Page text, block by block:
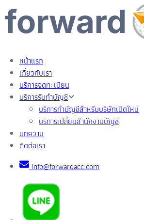
หน้าแรก
เกี่ยวกับเรา
บริการจดทะเบียน
บริการรับทำบัญชี
บริการทำบัญชีสำหรับบริษัทเปิดใหม่
บริการเปลี่ยนสำนักงานบัญชี
บทความ
ติดต่อเรา
info@forwardacc.com